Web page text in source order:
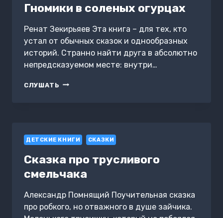
Гномики в соленых огурцах
Ренат Зекирьяев Эта книга – для тех, кто
устал от обычных сказок и однообразных
историй. Странно найти друга в абсолютно
непредсказуемом месте: внутри…
СЛУШАТЬ ГНОМИКИ
ДЕТСКИЕ КНИГИ СКАЗКИ
Сказка про трусливого
смельчака
Александр Помнящий Поучительная сказка
про робкого, но отважного в душе зайчика.